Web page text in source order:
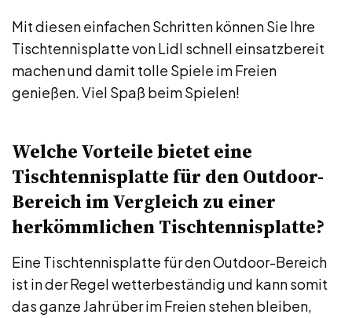
Mit diesen einfachen Schritten können Sie Ihre
Tischtennisplatte von Lidl schnell einsatzbereit
machen und damit tolle Spiele im Freien
genießen. Viel Spaß beim Spielen!
Welche Vorteile bietet eine
Tischtennisplatte für den Outdoor-
Bereich im Vergleich zu einer
herkömmlichen Tischtennisplatte?
Eine Tischtennisplatte für den Outdoor-Bereich
ist in der Regel wetterbeständig und kann somit
das ganze Jahr über im Freien stehen bleiben,